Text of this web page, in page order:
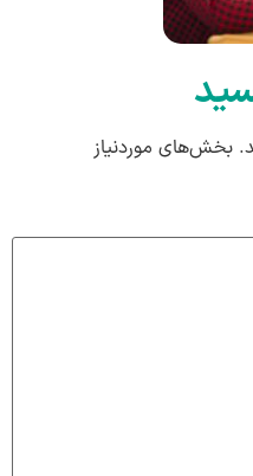
بخش‌های موردنیاز